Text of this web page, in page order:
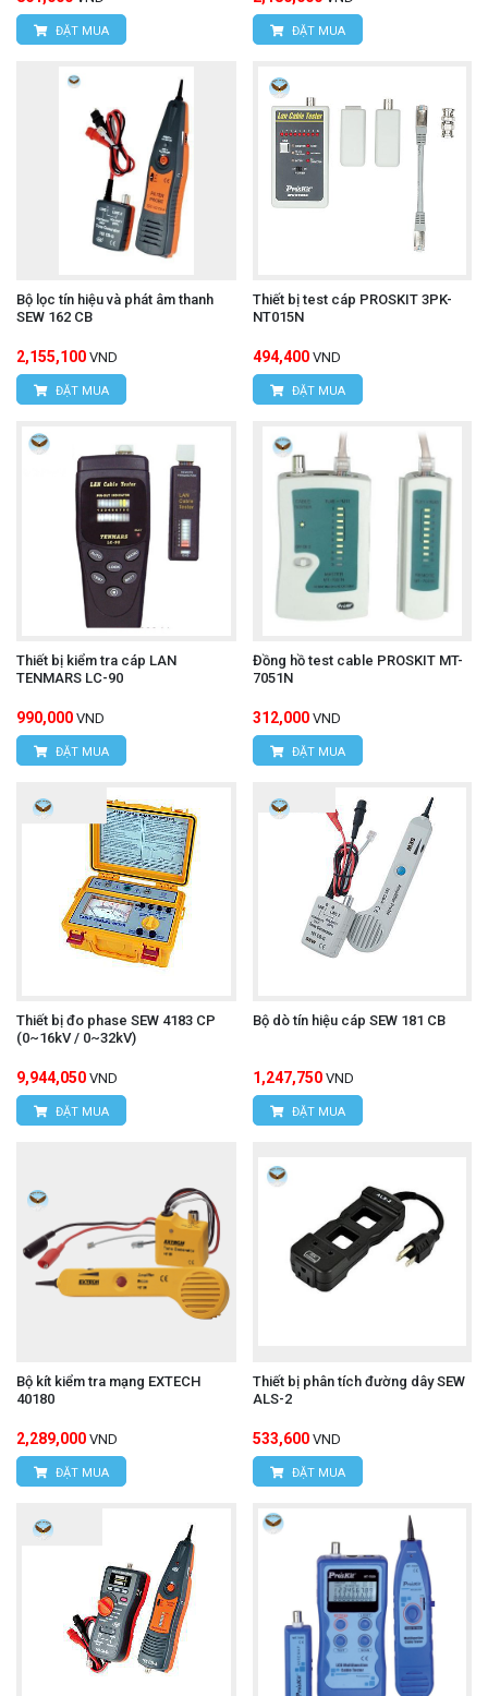
ĐẶT MUA ĐẶT MUA
Bộ lọc tín hiệu và phát âm thanh
SEW 162 CB
2,155,100 VND
ĐẶT MUA
Thiết bị test cáp PROSKIT 3PK-
NT015N
494,400 VND
ĐẶT MUA
Thiết bị kiểm tra cáp LAN
TENMARS LC-90
990,000 VND
ĐẶT MUA
Đồng hồ test cable PROSKIT MT-
7051N
312,000 VND
ĐẶT MUA
Thiết bị đo phase SEW 4183 CP
(0~16kV / 0~32kV)
9,944,050 VND
ĐẶT MUA
Bộ dò tín hiệu cáp SEW 181 CB
1,247,750 VND
ĐẶT MUA
Bộ kít kiểm tra mạng EXTECH
40180
2,289,000 VND
ĐẶT MUA
Thiết bị phân tích đường dây SEW
ALS-2
533,600 VND
ĐẶT MUA